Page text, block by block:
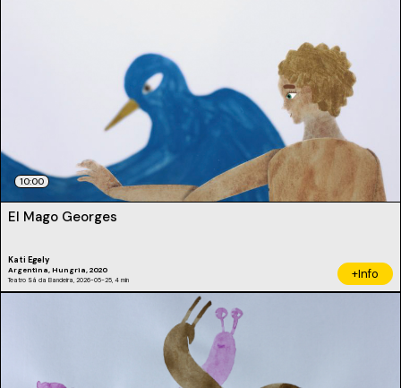
10:00
El Mago Georges
Kati Egely
Argentina, Hungria, 2020
Teatro Sá da Bandeira, 2026-05-25, 4 min +Info